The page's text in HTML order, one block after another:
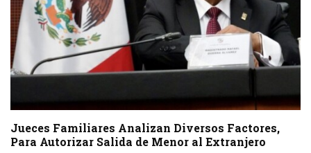
Jueces Familiares Analizan Diversos Factores,
Para Autorizar Salida de Menor al Extranjero